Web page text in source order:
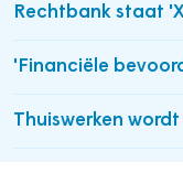
Rechtbank staat
'Financiële
Thuiswerken